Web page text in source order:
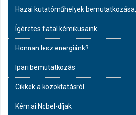
Hazai kutatóműhelyek
Ígéretes fiatal kémikusaink
Honnan lesz energiánk?
Ipari bemutatkozás
Cikkek a közoktatásról
Kémiai Nobel-díjak